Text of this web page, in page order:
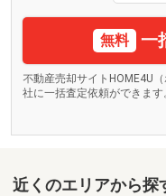
無料 一
不動産売却サイトHOME4U
社に一括査定依頼ができます
近くのエリアから探